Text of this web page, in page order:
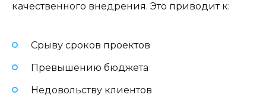
качественного внедрения. Это приводит к:
Срыву сроков проектов
Превышению бюджета
Недовольству клиентов